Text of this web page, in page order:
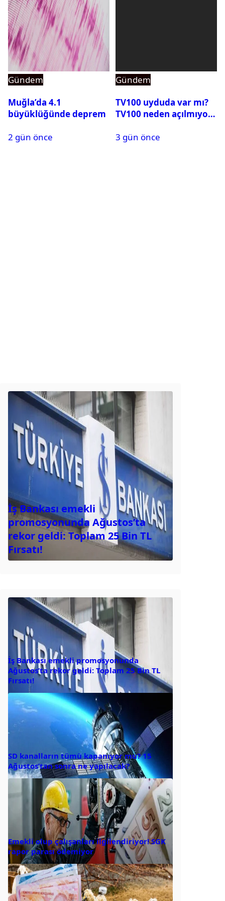
Gündem
Muğla’da 4.1
büyüklüğünde deprem
2 gün önce
Gündem
TV100 uyduda var mı?
TV100 neden açılmıyor?
3 gün önce
İş Bankası emekli
promosyonunda Ağustos’ta
rekor geldi: Toplam 25 Bin TL
Fırsatı!
İş Bankası emekli promosyonunda
Ağustos’ta rekor geldi: Toplam 25 Bin TL
Fırsatı!
SD kanalların tümü kapanıyor mu? 15
Ağustos’tan sonra ne yapılacak?
Emekli olup çalışanları ilgilendiriyor! SGK
rapor parası ödemiyor